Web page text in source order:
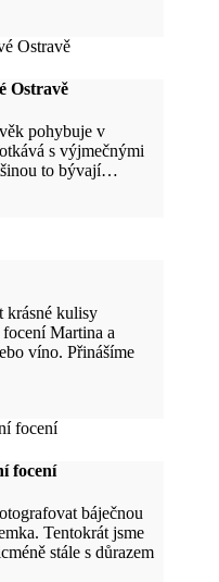
Ostravě
pohybuje v
s výjmečnými
to bývají…
krásné kulisy
Martina a
víno. Přinášíme
focení
báječnou
Tentokrát jsme
stále s důrazem